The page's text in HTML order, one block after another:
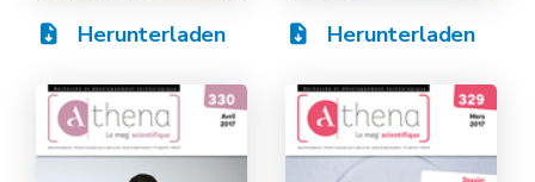
Herunterladen Herunterladen